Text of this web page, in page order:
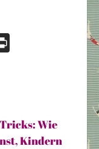
Wie
Kindern